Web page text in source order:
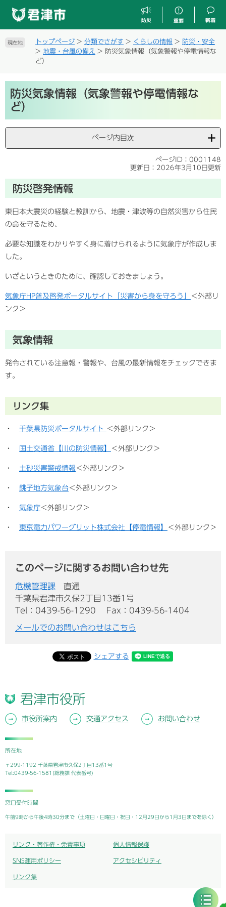
す
し
現在地 トップページ > 分類でさがす > くらしの情報 > 防災・安全
> 地震・台風の備え > 防災気象情報（気象警報や停電情報な
ど）
文防災気象情報（気象警報や停電情報な
ど）
ページ内目次
ページID：0001148
更新日：2026年3月10日更新
防災啓発情報
東日本大震災の経験と教訓から、地震・津波等の自然災害から住民
の命を守るため、
必要な知識をわかりやすく身に着けられるように気象庁が作成しま
した。
いざというときのために、確認しておきましょう。
気象庁HP普及啓発ポータルサイト「災害から身を守ろう」
＜外部リ
ンク＞
気象情報
発令されている注意報・警報や、台風の最新情報をチェックできま
す。
リンク集
・ 千葉県防災ポータルサイト ＜外部リンク＞
・ 国土交通省【川の防災情報】 ＜外部リンク＞
・ 土砂災害警戒情報 ＜外部リンク＞
・ 銚子地方気象台＜外部リンク＞
・ 気象庁＜外部リンク＞
・ 東京電力パワーグリット株式会社【停電情報】 ＜外部リンク＞
このページに関するお問い合わせ先
危機管理課
直通
千葉県君津市久保2丁目13番1号
Tel：0439-56-1290
Fax：0439-56-1404
メールでのお問い合わせはこちら
シェアする
君津市役所
市役所案内 交通アクセス お問い合わせ
所在地
〒299-1192 千葉県君津市久保2丁目13番1号
Tel:0439-56-1581(総務課 代表番号)
窓口受付時間
午前9時から午後4時30分まで（土曜日・日曜日・祝日・12月29日から1月3日までを除く）
リンク・著作権・免責事項 個人情報保護
SNS運用ポリシー アクセシビリティ
リンク集